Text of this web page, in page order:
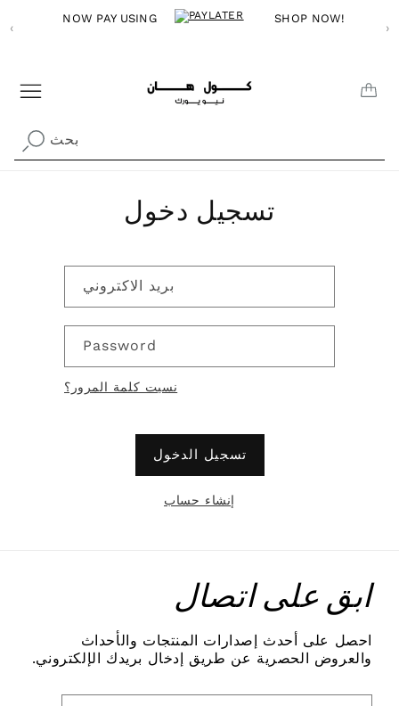
Skip toNOW PAY USING SHOP NOW!
‹ ›
بحث
تسجيل دخول
بريد الاكتروني
Password
نسيت كلمة المرور؟
تسجيل الدخول
إنشاء حساب
ابق على اتصال
احصل على أحدث إصدارات المنتجات والأحداث
والعروض الحصرية عن طريق إدخال بريدك الإلكتروني.